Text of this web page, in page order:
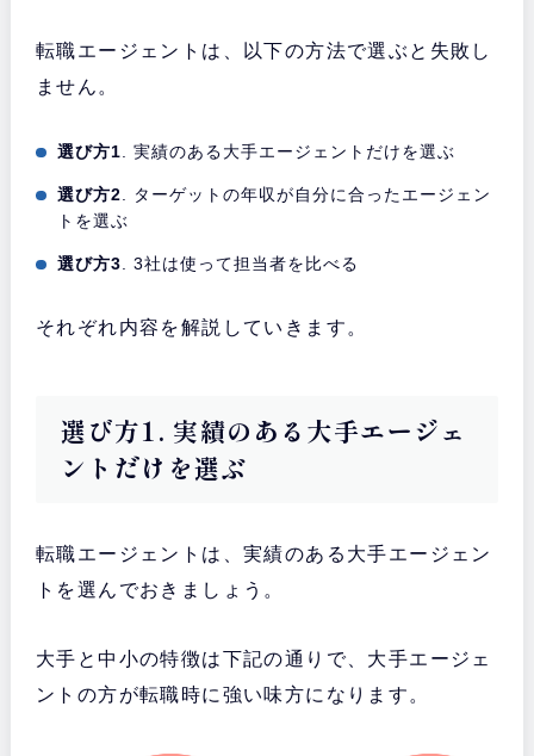
転職エージェントは、以下の方法で選ぶと失敗し
ません。
選び方1 . 実績のある大手エージェントだけを選ぶ
選び方2 . ターゲットの年収が自分に合ったエージェン
トを選ぶ
選び方3 . 3社は使って担当者を比べる
それぞれ内容を解説していきます。
選び方1. 実績のある大手エージェ
ントだけを選ぶ
転職エージェントは、実績のある大手エージェン
トを選んでおきましょう。
大手と中小の特徴は下記の通りで、大手エージェ
ントの方が転職時に強い味方になります。